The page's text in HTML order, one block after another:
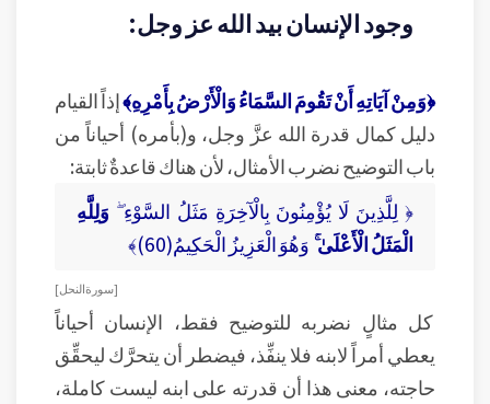
وجود الإنسان بيد الله عز وجل:
﴿وَمِنْ آيَاتِهِ أَنْ تَقُومَ السَّمَاءُ وَالْأَرْضُ بِأَمْرِهِ﴾إذاً القيام
دليل كمال قدرة الله عزَّ وجل، و(بأمره) أحياناً من
باب التوضيح نضرب الأمثال، لأن هناك قاعدةٌ ثابتة:
﴿ لِلَّذِينَ لَا يُؤْمِنُونَ بِالْآخِرَةِ مَثَلُ السَّوْءِ ۖ وَلِلَّهِ
الْمَثَلُ الْأَعْلَىٰ ۚ وَهُوَ الْعَزِيزُ الْحَكِيمُ(60)﴾
[ سورة النحل ]
كل مثالٍ نضربه للتوضيح فقط، الإنسان أحياناً
يعطي أمراً لابنه فلا ينفِّذ، فيضطر أن يتحرَّك ليحقِّق
حاجته، معنى هذا أن قدرته على ابنه ليست كاملة،